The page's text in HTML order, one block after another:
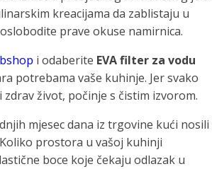
kreacijama da zablistaju u
prave okuse namirnica.
i odaberite EVA filter za vodu
potrebama vaše kuhinje. Jer svako
život, počinje s čistim izvorom.
mjesec dana iz trgovine kući nosili
prostora u vašoj kuhinji
boce koje čekaju odlazak u